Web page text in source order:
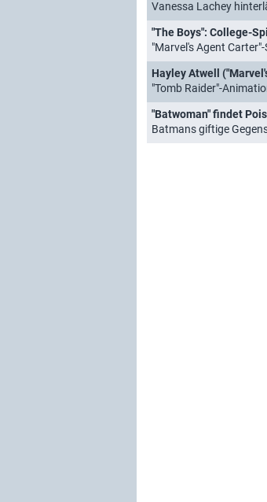
Vanessa Lachey
"The Boys": College-
"Marvel's Agent
Hayley Atwell
"Tomb Raider"-
"Batwoman" findet
Batmans giftige